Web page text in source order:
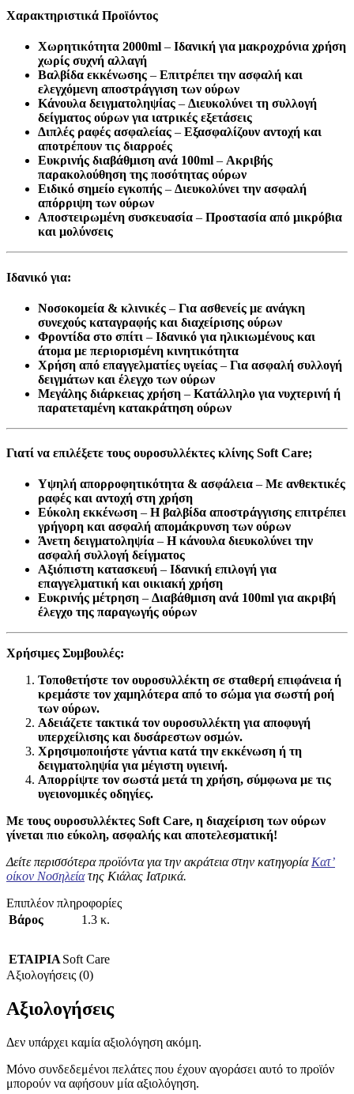
Χαρακτηριστικά Προϊόντος
Χωρητικότητα 2000ml – Ιδανική για μακροχρόνια χρήση
χωρίς συχνή αλλαγή
Βαλβίδα εκκένωσης – Επιτρέπει την ασφαλή και
ελεγχόμενη αποστράγγιση των ούρων
Κάνουλα δειγματοληψίας – Διευκολύνει τη συλλογή
δείγματος ούρων για ιατρικές εξετάσεις
Διπλές ραφές ασφαλείας – Εξασφαλίζουν αντοχή και
αποτρέπουν τις διαρροές
Ευκρινής διαβάθμιση ανά 100ml – Ακριβής
παρακολούθηση της ποσότητας ούρων
Ειδικό σημείο εγκοπής – Διευκολύνει την ασφαλή
απόρριψη των ούρων
Αποστειρωμένη συσκευασία – Προστασία από μικρόβια
και μολύνσεις
Ιδανικό για:
Νοσοκομεία & κλινικές – Για ασθενείς με ανάγκη
συνεχούς καταγραφής και διαχείρισης ούρων
Φροντίδα στο σπίτι – Ιδανικό για ηλικιωμένους και
άτομα με περιορισμένη κινητικότητα
Χρήση από επαγγελματίες υγείας – Για ασφαλή συλλογή
δειγμάτων και έλεγχο των ούρων
Μεγάλης διάρκειας χρήση – Κατάλληλο για νυχτερινή ή
παρατεταμένη κατακράτηση ούρων
Γιατί να επιλέξετε τους ουροσυλλέκτες κλίνης Soft Care;
Υψηλή απορροφητικότητα & ασφάλεια – Με ανθεκτικές
ραφές και αντοχή στη χρήση
Εύκολη εκκένωση – Η βαλβίδα αποστράγγισης επιτρέπει
γρήγορη και ασφαλή απομάκρυνση των ούρων
Άνετη δειγματοληψία – Η κάνουλα διευκολύνει την
ασφαλή συλλογή δείγματος
Αξιόπιστη κατασκευή – Ιδανική επιλογή για
επαγγελματική και οικιακή χρήση
Ευκρινής μέτρηση – Διαβάθμιση ανά 100ml για ακριβή
έλεγχο της παραγωγής ούρων
Χρήσιμες Συμβουλές:
Τοποθετήστε τον ουροσυλλέκτη σε σταθερή επιφάνεια ή
κρεμάστε τον χαμηλότερα από το σώμα για σωστή ροή
των ούρων.
Αδειάζετε τακτικά τον ουροσυλλέκτη για αποφυγή
υπερχείλισης και δυσάρεστων οσμών.
Χρησιμοποιήστε γάντια κατά την εκκένωση ή τη
δειγματοληψία για μέγιστη υγιεινή.
Απορρίψτε τον σωστά μετά τη χρήση, σύμφωνα με τις
υγειονομικές οδηγίες.
Με τους ουροσυλλέκτες Soft Care, η διαχείριση των ούρων
γίνεται πιο εύκολη, ασφαλής και αποτελεσματική!
Δείτε περισσότερα προϊόντα για την ακράτεια στην κατηγορίαΚατ’
οίκον Νοσηλείατης Κιάλας Ιατρικά.
Επιπλέον πληροφορίες
Βάρος
1.3 κ.
ΕΤΑΙΡΙΑSoft Care
Αξιολογήσεις (0)
Αξιολογήσεις
Δεν υπάρχει καμία αξιολόγηση ακόμη.
Μόνο συνδεδεμένοι πελάτες που έχουν αγοράσει αυτό το προϊόν
μπορούν να αφήσουν μία αξιολόγηση.